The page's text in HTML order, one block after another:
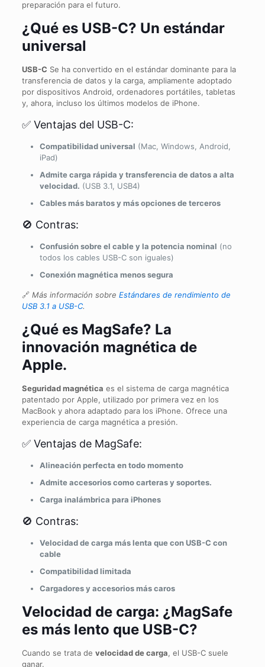
preparación para el futuro.
¿Qué es USB-C? Un estándar
universal
USB-C Se ha convertido en el estándar dominante para la
transferencia de datos y la carga, ampliamente adoptado
por dispositivos Android, ordenadores portátiles, tabletas
y, ahora, incluso los últimos modelos de iPhone.
✅ Ventajas del USB-C:
Compatibilidad universal (Mac, Windows, Android,
iPad)
Admite carga rápida y transferencia de datos a alta
velocidad. (USB 3.1, USB4)
Cables más baratos y más opciones de terceros
🚫 Contras:
Confusión sobre el cable y la potencia nominal (no
todos los cables USB-C son iguales)
Conexión magnética menos segura
🔗 Más información sobre Estándares de rendimiento de
USB 3.1 a USB-C.
¿Qué es MagSafe? La
innovación magnética de
Apple.
Seguridad magnética es el sistema de carga magnética
patentado por Apple, utilizado por primera vez en los
MacBook y ahora adaptado para los iPhone. Ofrece una
experiencia de carga magnética a presión.
✅ Ventajas de MagSafe:
Alineación perfecta en todo momento
Admite accesorios como carteras y soportes.
Carga inalámbrica para iPhones
🚫 Contras:
Velocidad de carga más lenta que con USB-C con
cable
Compatibilidad limitada
Cargadores y accesorios más caros
Velocidad de carga: ¿MagSafe
es más lento que USB-C?
Cuando se trata de velocidad de carga, el USB-C suele
ganar.